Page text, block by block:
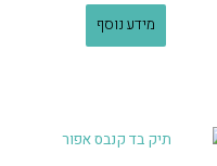
מידע נוסף